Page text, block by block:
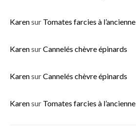
Karensur Tomates farcies à l’ancienne
KarensurCannelés chèvre épinards
KarensurCannelés chèvre épinards
Karensur Tomates farcies à l’ancienne